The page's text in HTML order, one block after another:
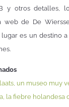
y otros detalles,
web de De
lugar es un destino
un museo muy
la fiebre holandesa